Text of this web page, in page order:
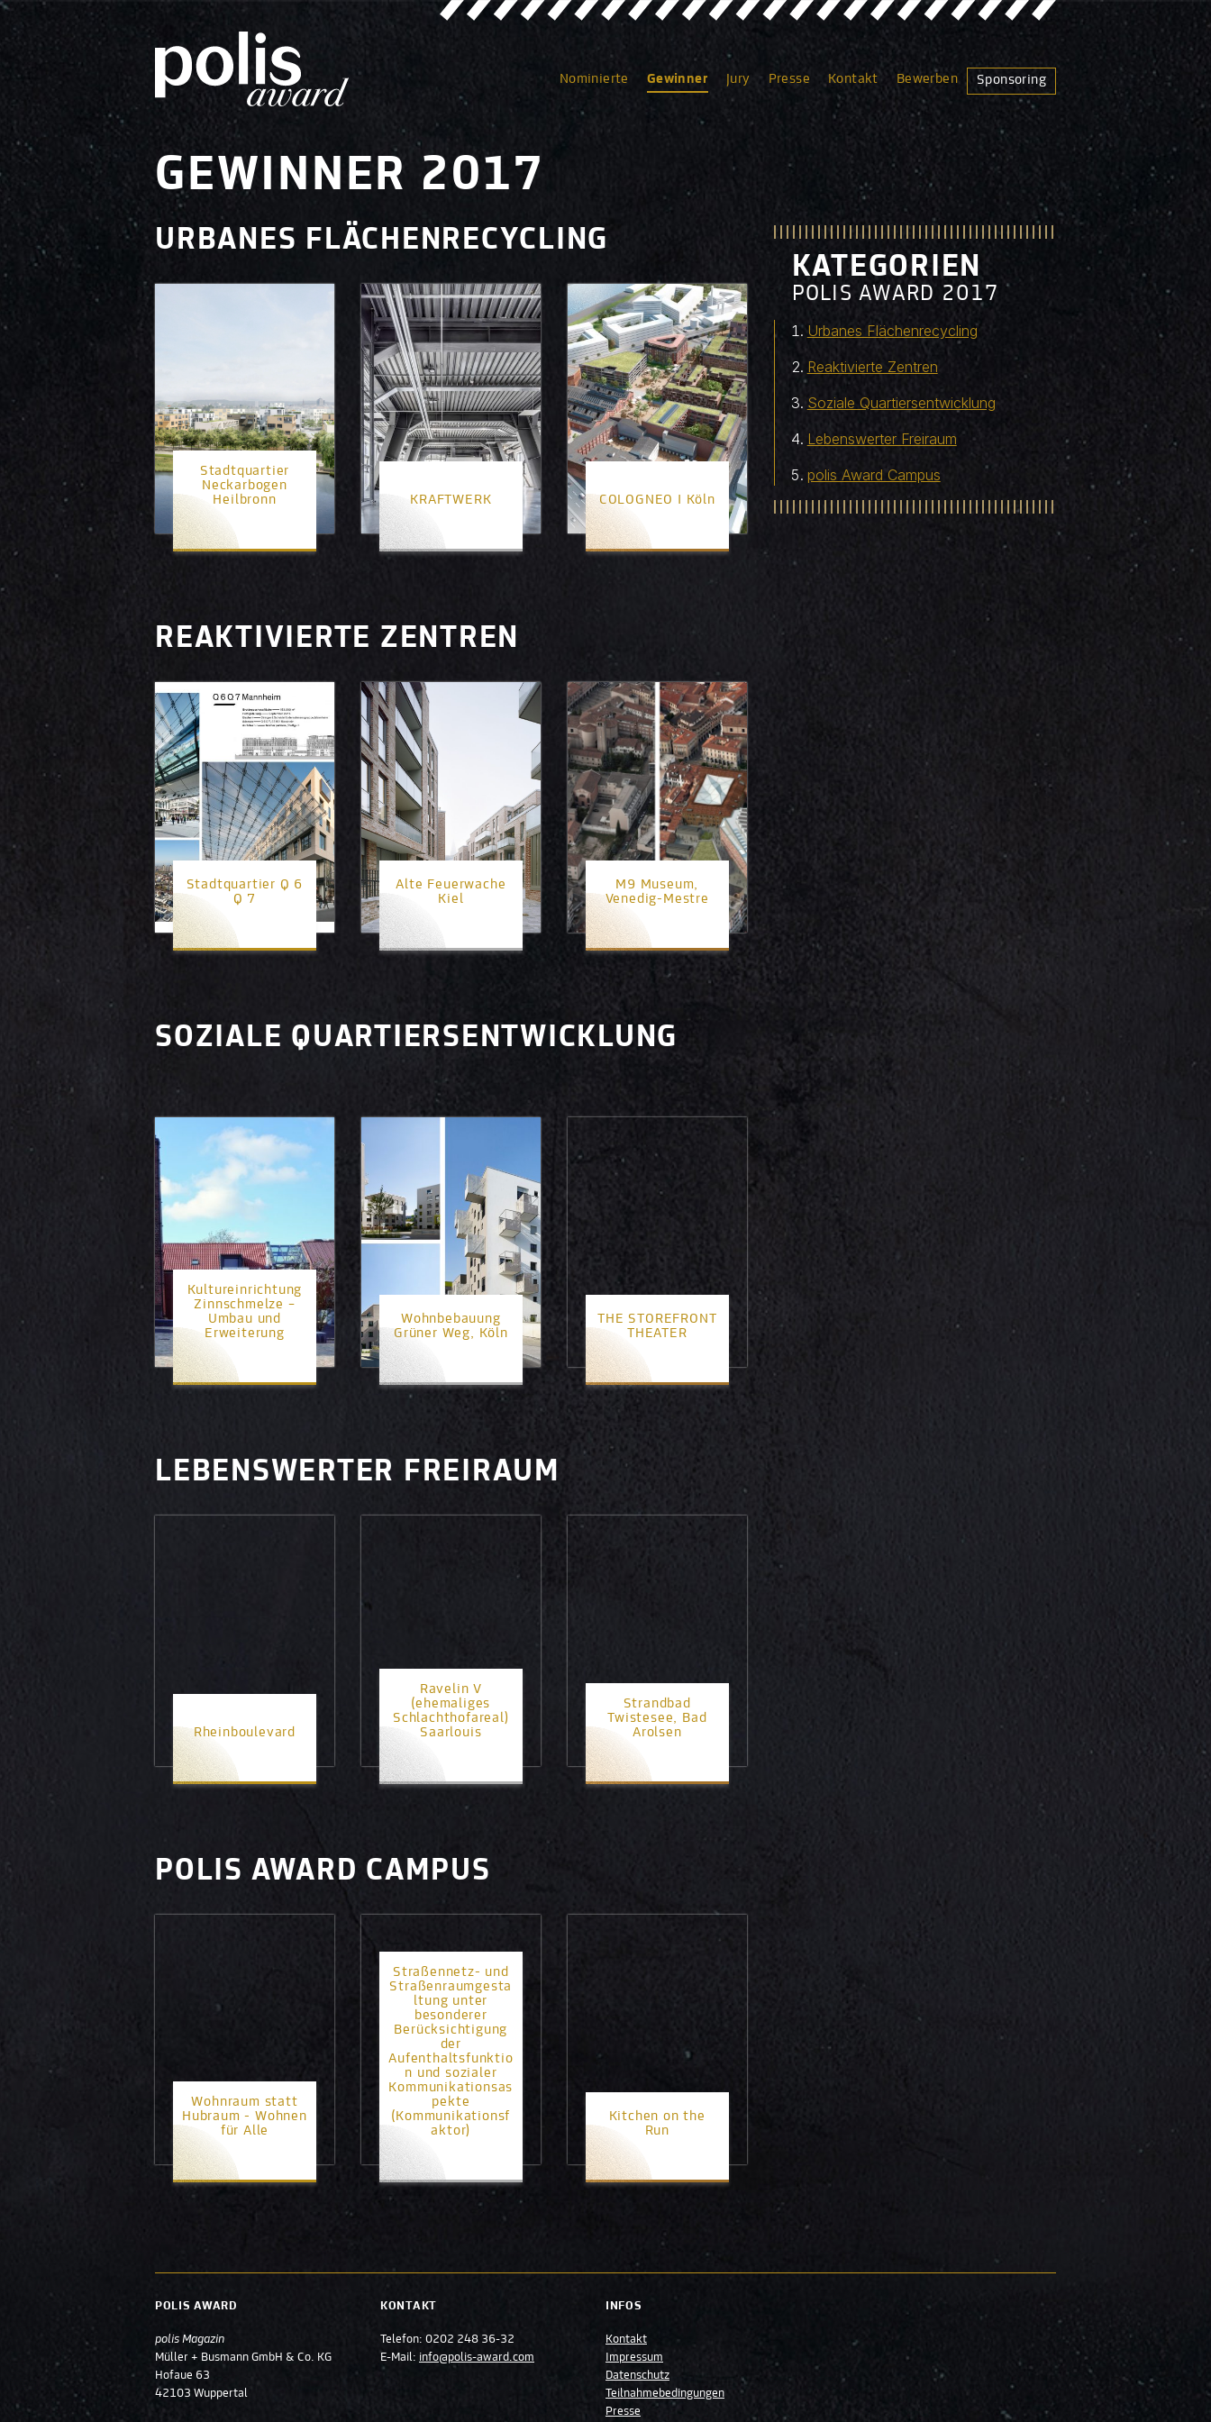
Nominierte Gewinner Jury Presse Kontakt Bewerben Sponsoring
GEWINNER 2017
URBANES FLÄCHENRECYCLING
Stadtquartier
Neckarbogen
Heilbronn
KRAFTWERK
COLOGNEO I Köln
REAKTIVIERTE ZENTREN
Stadtquartier Q 6
Q 7
Alte Feuerwache
Kiel
M9 Museum,
Venedig-Mestre
SOZIALE QUARTIERSENTWICKLUNG
Kultureinrichtung
Zinnschmelze –
Umbau und
Erweiterung
Wohnbebauung
Grüner Weg, Köln
THE STOREFRONT
THEATER
LEBENSWERTER FREIRAUM
Rheinboulevard
Ravelin V
(ehemaliges
Schlachthofareal)
Saarlouis
Strandbad
Twistesee, Bad
Arolsen
POLIS AWARD CAMPUS
Wohnraum statt
Hubraum - Wohnen
für Alle
Straßennetz- und
Straßenraumgesta
ltung unter
besonderer
Berücksichtigung
der
Aufenthaltsfunktio
n und sozialer
Kommunikationsas
pekte
(Kommunikationsf
aktor)
Kitchen on the
Run
KATEGORIEN
POLIS AWARD 2017
Urbanes Flächenrecycling
Reaktivierte Zentren
Soziale Quartiersentwicklung
Lebenswerter Freiraum
polis Award Campus
POLIS AWARD
polis Magazin
Müller + Busmann GmbH & Co. KG
Hofaue 63
42103 Wuppertal
KONTAKT
Telefon: 0202 248 36-32
E-Mail: info@polis-award.com
INFOS
Kontakt
Impressum
Datenschutz
Teilnahmebedingungen
Presse